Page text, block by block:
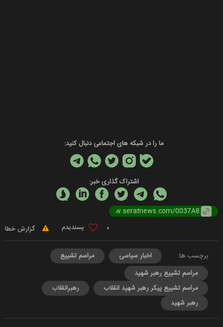
ما را در شبکه های اجتماعی دنبال کنید:
اشتراک گذاری خبر:
0 گزارش خطا
برچسب ها: اخبار سیاسی
مراسم تشییع
مراسم تشییع رهبر شهید
مراسم تشییع پیکر رهبر شهید انقلاب
رهبرانقلاب
رهبر شهید